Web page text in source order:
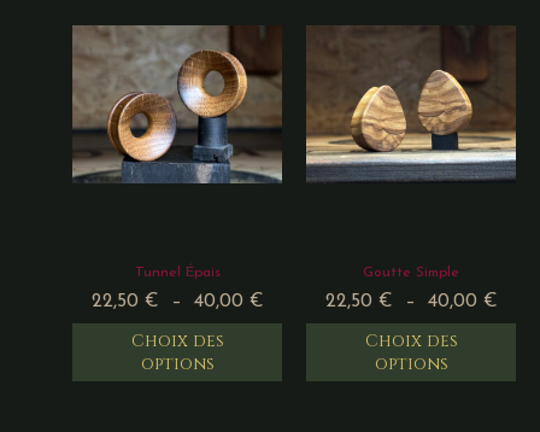
Tunnel Épais
22,50 € – 40,00 €
Choix des
options
Goutte Simple
22,50 € – 40,00 €
Choix des
options